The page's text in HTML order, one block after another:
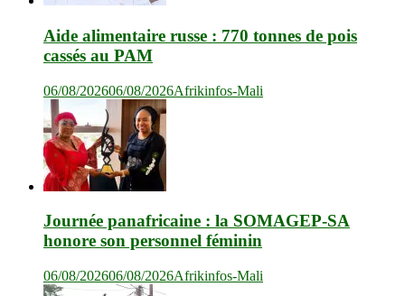
Aide alimentaire russe : 770 tonnes de pois
cassés au PAM
06/08/202606/08/2026Afrikinfos-Mali
Journée panafricaine : la SOMAGEP-SA
honore son personnel féminin
06/08/202606/08/2026Afrikinfos-Mali